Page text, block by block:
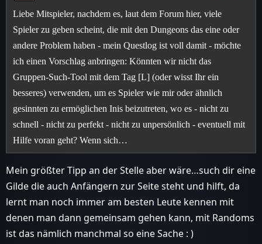
Liebe Mitspieler, nachdem es, laut dem Forum hier, viele
Spieler zu geben scheint, die mit den Dungeons das eine oder
andere Problem haben - mein Questlog ist voll damit - möchte
ich einen Vorschlag anbringen: Könnten wir nicht das
Gruppen-Such-Tool mit dem Tag [L] (oder wisst Ihr ein
besseres) verwenden, um es Spieler wie mir oder ähnlich
gesinnten zu ermöglichen Inis beizutreten, wo es - nicht zu
schnell - nicht zu perfekt - nicht zu unpersönlich - eventuell mit
Hilfe voran geht? Wenn sich…
Mein größter Tipp an der Stelle aber wäre…such dir eine
Gilde die auch Anfängern zur Seite steht und hilft, da
lernt man noch immer am besten Leute kennen mit
denen man dann gemeinsam gehen kann, mit Randoms
ist das nämlich manchmal so eine Sache : )